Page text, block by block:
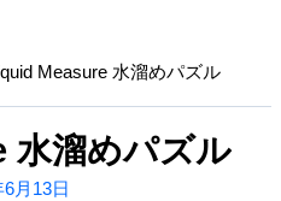
Measure 水溜めパズル
水溜めパズル
月13日